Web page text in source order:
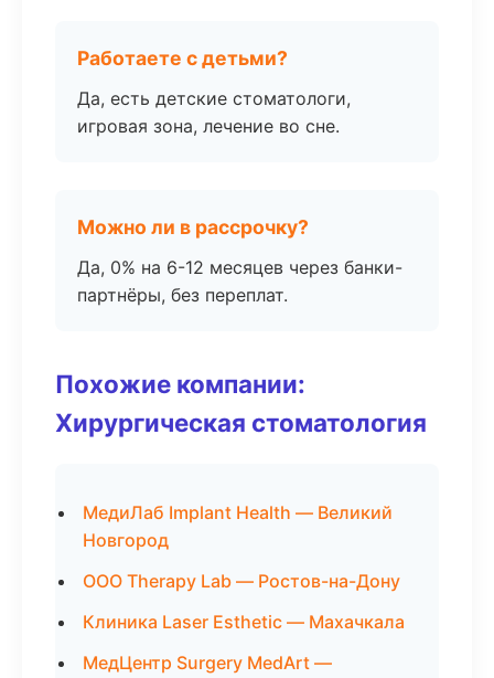
Работаете с детьми?
Да, есть детские стоматологи,
игровая зона, лечение во сне.
Можно ли в рассрочку?
Да, 0% на 6-12 месяцев через банки-
партнёры, без переплат.
Похожие компании:
Хирургическая стоматология
МедиЛаб Implant Health — Великий
Новгород
ООО Therapy Lab — Ростов-на-Дону
Клиника Laser Esthetic — Махачкала
МедЦентр Surgery MedArt —